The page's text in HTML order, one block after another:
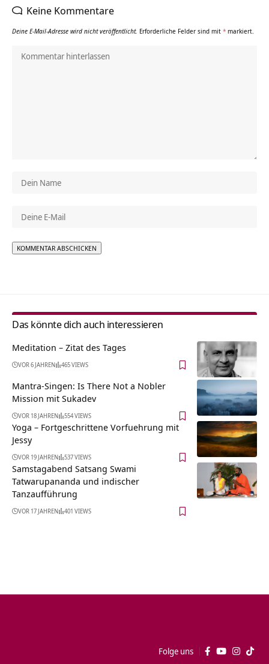
Keine Kommentare
Deine E-Mail-Adresse wird nicht veröffentlicht. Erforderliche Felder sind mit * markiert.
Das könnte dich auch interessieren
Meditation – Zitat des Tages
VOR 6 JAHREN 465 VIEWS
Mantra-Singen: Is There Not a Nobler
Mission mit Sukadev
VOR 18 JAHREN 554 VIEWS
Yoga – Fortgeschrittene Vorfuehrung mit
Jessy
VOR 19 JAHREN 537 VIEWS
Samstagabend Satsang Swami
Tatwarupananda und indischer
Tanzaufführung
VOR 17 JAHREN 401 VIEWS
Folge uns